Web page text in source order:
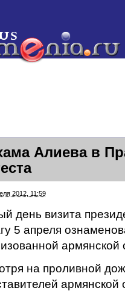
Алиева в
2012, 11:59
день визита
5 апреля
на проливной